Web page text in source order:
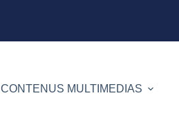
CONTENUS MULTIMEDIAS